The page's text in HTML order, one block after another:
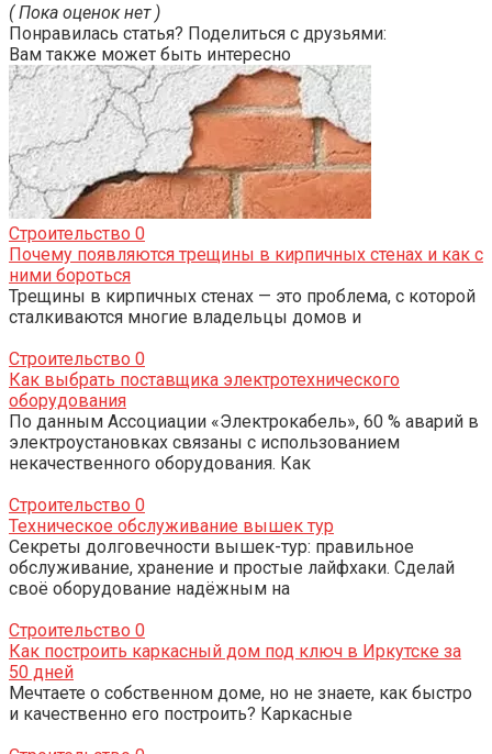
( Пока оценок нет )
Понравилась статья? Поделиться с друзьями:
Вам также может быть интересно
Строительство 0
Почему появляются трещины в кирпичных стенах и как с
ними бороться
Трещины в кирпичных стенах — это проблема, с которой
сталкиваются многие владельцы домов и
Строительство 0
Как выбрать поставщика электротехнического
оборудования
По данным Ассоциации «Электрокабель», 60 % аварий в
электроустановках связаны с использованием
некачественного оборудования. Как
Строительство 0
Техническое обслуживание вышек тур
Секреты долговечности вышек-тур: правильное
обслуживание, хранение и простые лайфхаки. Сделай
своё оборудование надёжным на
Строительство 0
Как построить каркасный дом под ключ в Иркутске за
50 дней
Мечтаете о собственном доме, но не знаете, как быстро
и качественно его построить? Каркасные